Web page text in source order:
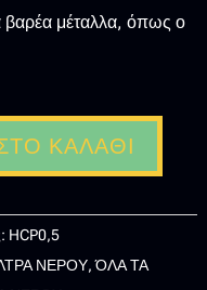
βαρέα μέταλλα, όπως ο
ΚΑΛΆΘΙ
HCP0,5
ΝΕΡΟΥ,ΌΛΑ ΤΑ